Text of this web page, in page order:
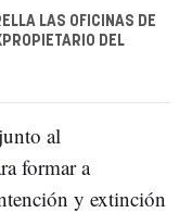
LAS OFICINAS DE
DEL
al
formar a
y extinción